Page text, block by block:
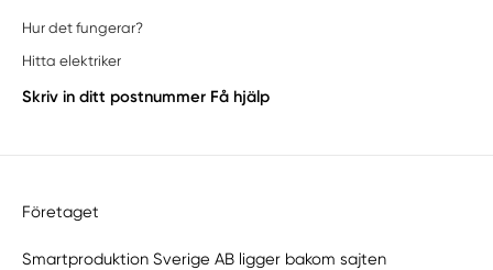
Hur det fungerar?
Hitta elektriker
Skriv in ditt postnummer Få hjälp
Företaget
Smartproduktion Sverige AB ligger bakom sajten